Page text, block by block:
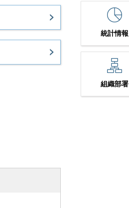
統計情報
組織部署